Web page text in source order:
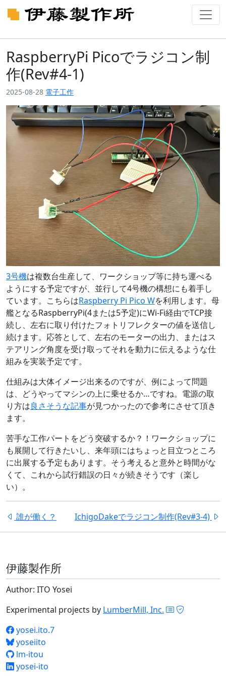
RaspberryPi Picoでラジコン制
作(Rev#4-1)
2025-08-28 電子工作
3号機は複数台生産して、ワークショップ等に持ち運べる
ようにする予定ですが、並行して4号機の構想にも着手し
ています。こちらはRaspberry Pi Pico Wを利用します。母
艦となるRaspberryPi(4または5予定)にWi-Fi経由でTCP接
続し、左右に取り付けたフォトリフレクターの値を送信し
続けます。応答として、左右のモーターの出力、またはス
テアリング角度を受け取ってそれを動力に伝えるような仕
組みを実装予定です。
仕組みは大体イメージ出来るのですが、例によって問題
は、どうやってマシンの上に乗せるか…ですね。電源の取
り方は良さそうな記事が見つかったので参考にさせて頂き
ます。
苦手な工作パートをどう突破するか？！ワークショップに
も展開して行きたいし、来年頭にはちょっと目立つところ
に出展する予定もあります。そう考えると意外と時間がな
くて、これから試行錯誤の日々が続きそうです（楽し
い）。
誰が働く？ IchigoDakeでラジコン制作(Rev#3-4)
伊藤製作所
Author: ITO Yosei
Experimental projects by LumberMill, Inc.
yosei.ito.7
yoseiito
lm-itou
yosei-ito